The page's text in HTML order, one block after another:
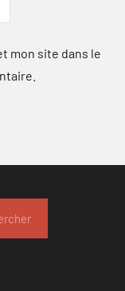
mon site dans le